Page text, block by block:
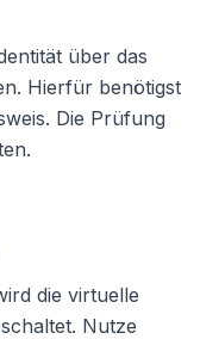
über das
Hierfür benötigst
Die Prüfung
die virtuelle
Nutze